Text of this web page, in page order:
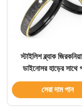
স্টাইলিশ ব্ল্যাক
ডাইনোসর হাড়ের সাথে
কাস্টমাইজযোগ্য
সেরা দাম পান